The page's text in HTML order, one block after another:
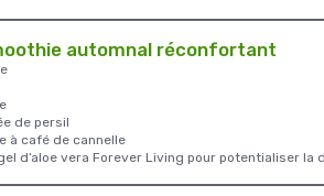
automnal réconfortant
de persil
à café de cannelle
d’aloe vera Forever Living pour potentialiser la